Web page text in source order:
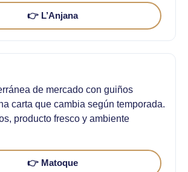
👉 L’Anjana
de mercado con guiños
carta que cambia según temporada.
producto fresco y ambiente
👉 Matoque